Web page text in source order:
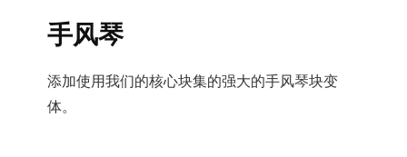
手风琴
添加使用我们的核心块集的强大的手风琴块变
体。